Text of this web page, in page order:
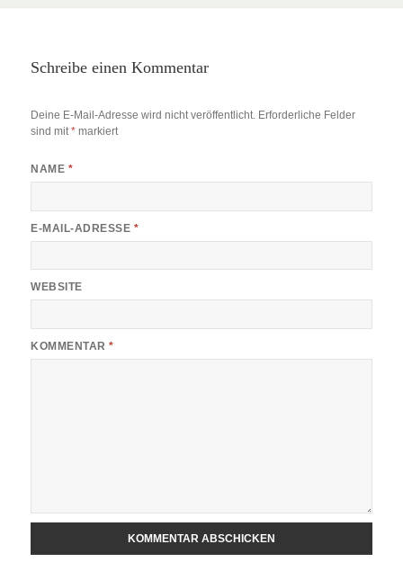
Schreibe einen Kommentar
Deine E-Mail-Adresse wird nicht veröffentlicht. Erforderliche Felder
sind mit* markiert
NAME *
E-MAIL-ADRESSE *
WEBSITE
KOMMENTAR*